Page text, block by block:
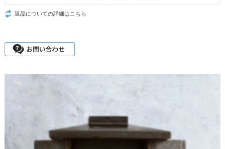
返品についての詳細はこちら